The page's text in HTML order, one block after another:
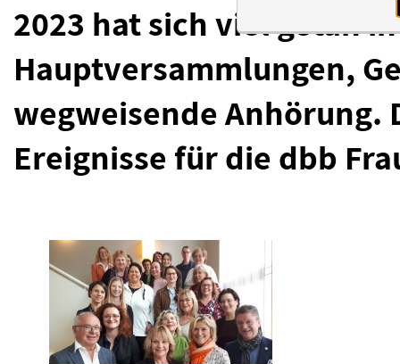
2023 hat sich viel getan
Hauptversammlungen,
wegweisende Anhörung.
Ereignisse für die dbb